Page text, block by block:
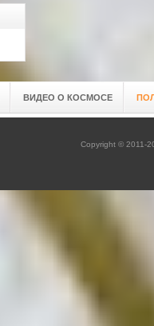
ВИДЕО О КОСМОСЕ
Copyright © 2011-